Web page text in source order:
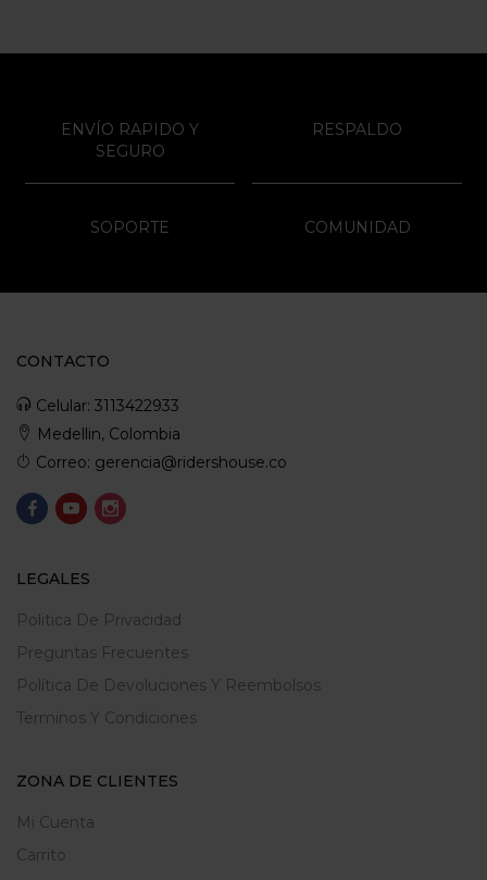
ENVÍO RAPIDO Y
SEGURO
RESPALDO
SOPORTE COMUNIDAD
CONTACTO
Celular: 3113422933
Medellin, Colombia
Correo: gerencia@ridershouse.co
LEGALES
Politica De Privacidad
Preguntas Frecuentes
Política De Devoluciones Y Reembolsos
Terminos Y Condiciones
ZONA DE CLIENTES
Mi Cuenta
Carrito